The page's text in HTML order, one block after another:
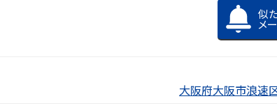
似
メ
大阪府大阪市浪速